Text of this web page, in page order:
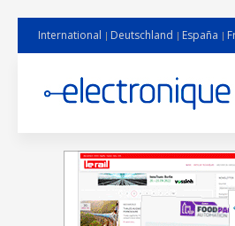
International Deutschland España